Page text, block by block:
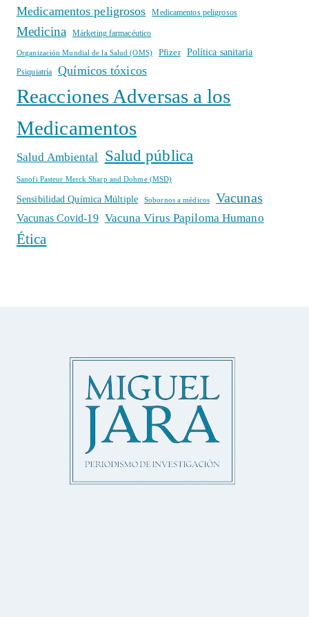
Medicamentos peligrosos Medicamentos peligrosos
Medicina Márketing farmacéutico
Organización Mundial de la Salud (OMS) Pfizer Política sanitaria
Psiquiatría Químicos tóxicos
Reacciones Adversas a los
Medicamentos
Salud Ambiental Salud pública
Sanofi Pasteur Merck Sharp and Dohme (MSD)
Sensibilidad Química Múltiple Sobornos a médicos Vacunas
Vacunas Covid-19 Vacuna Virus Papiloma Humano
Ética